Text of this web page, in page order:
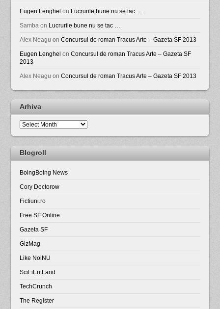
Eugen Lenghel on Lucrurile bune nu se tac …
Samba on Lucrurile bune nu se tac …
Alex Neagu onConcursul de roman Tracus Arte – Gazeta SF 2013
Eugen Lenghel onConcursul de roman Tracus Arte – Gazeta SF
2013
Alex Neagu onConcursul de roman Tracus Arte – Gazeta SF 2013
Arhiva
Arhiva
Blogroll
BoingBoing News
Cory Doctorow
Fictiuni.ro
Free SF Online
Gazeta SF
GizMag
Like NoiNU
SciFiEntLand
TechCrunch
The Register